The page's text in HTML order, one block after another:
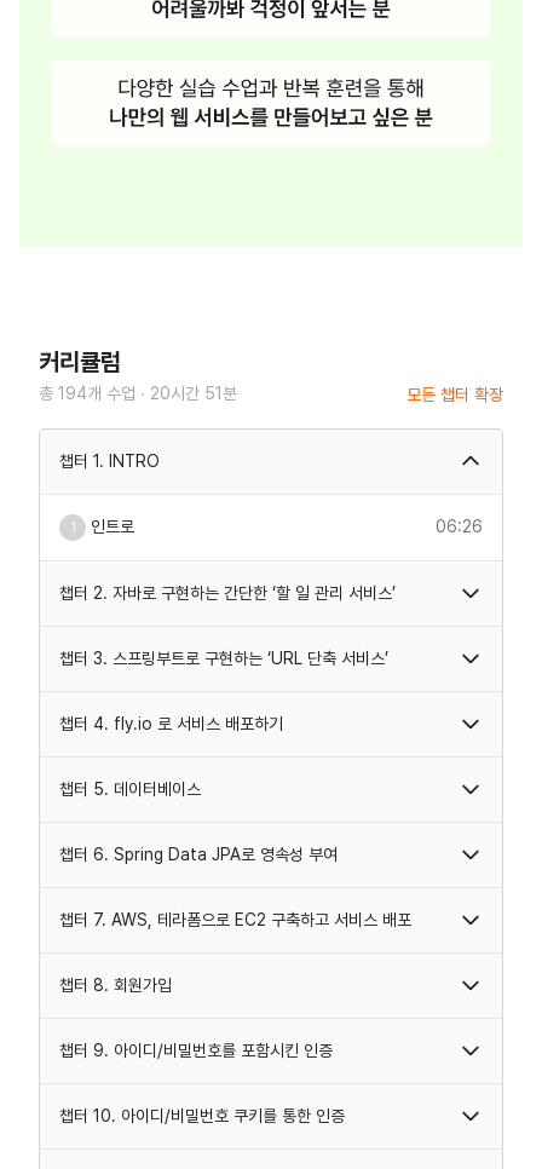
커리큘럼
총 194개 수업 ∙ 20시간 51분 모든 챕터 확장
챕터 1. INTRO
1 인트로 06:26
챕터 2. 자바로 구현하는 간단한 ‘할 일 관리 서비스’
챕터 3. 스프링부트로 구현하는 ‘URL 단축 서비스’
챕터 4. fly.io 로 서비스 배포하기
챕터 5. 데이터베이스
챕터 6. Spring Data JPA로 영속성 부여
챕터 7. AWS, 테라폼으로 EC2 구축하고 서비스 배포
챕터 8. 회원가입
챕터 9. 아이디/비밀번호를 포함시킨 인증
챕터 10. 아이디/비밀번호 쿠키를 통한 인증